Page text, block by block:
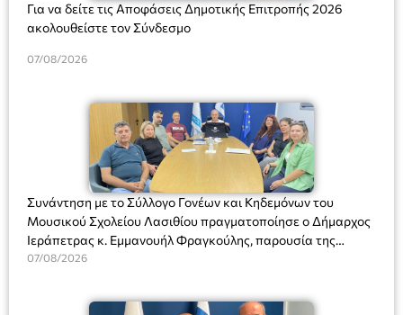
Για να δείτε τις Αποφάσεις Δημοτικής Επιτροπής 2026
ακολουθείστε τον Σύνδεσμο
07/08/2026
Συνάντηση με το Σύλλογο Γονέων και Κηδεμόνων του
Μουσικού Σχολείου Λασιθίου πραγματοποίησε ο Δήμαρχος
Ιεράπετρας κ. Εμμανουήλ Φραγκούλης, παρουσία της
Διευθύντριας του σχολείου κας Μαριάννας Χαΐτα.
07/08/2026